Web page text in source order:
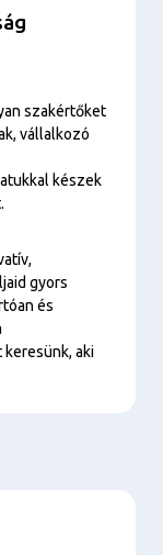
szakértőket
vállalkozó
készek
gyors
és
aki